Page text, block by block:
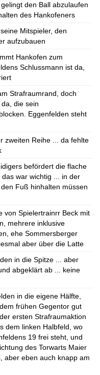
den Ball abzulaufen
des Hankofeners
Mitspieler, den
aufzubauen
Hankofen zum
Schlussmann ist da,
Strafraumrand, doch
die sein
Eggenfelden steht
zweiten Reihe ... da fehlte
befördert die flache
war wichtig ... in der
Fuß hinhalten müssen
von Spielertrainrr Beck mit
mehrere inklusive
ehe Sommersberger
aber über die Latte
in die Spitze ... aber
abgeklärt ab ... keine
in die eigene Hälfte,
frühen Gegentor gut
ersten Strafraumaktion
dem linken Halbfeld, wo
19 frei steht, und
des Torwarts Maier
aber eben auch knapp am